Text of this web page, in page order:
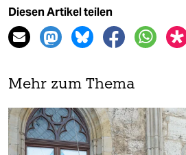
Diesen Artikel teilen
Mehr zum Thema